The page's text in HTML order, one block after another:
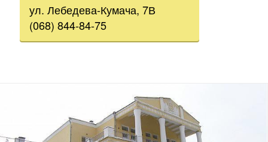
ул. Лебедева-Кумача, 7В
(068) 844-84-75